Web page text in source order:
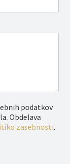
podatkov
Obdelava
zasebnosti.